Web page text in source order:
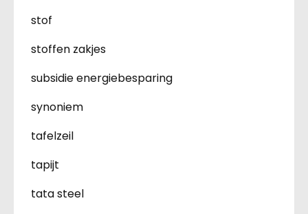
stof
stoffen zakjes
subsidie energiebesparing
synoniem
tafelzeil
tapijt
tata steel